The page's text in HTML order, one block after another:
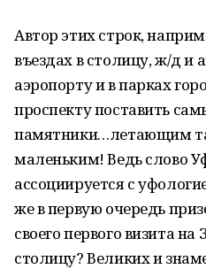
Автор этих строк,
въездах в столицу, ж/д и
аэропорту и в парках
проспекту поставить
памятники…летающим
маленьким! Ведь слово
ассоциируется с
же в первую очередь
своего первого визита
столицу? Великих и